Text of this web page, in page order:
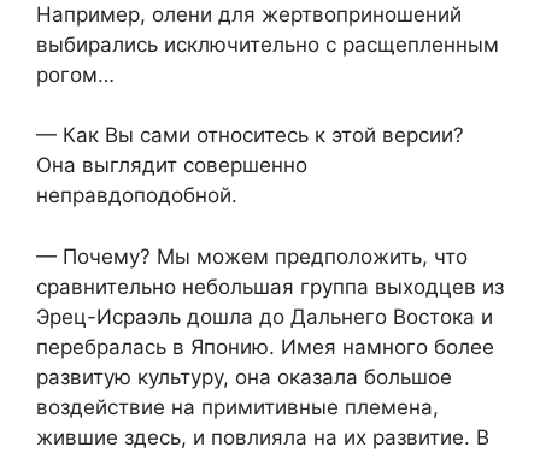
Например, олени для жертвоприношений
выбирались исключительно с расщепленным
рогом…
— Как Вы сами относитесь к этой версии?
Она выглядит совершенно
неправдоподобной.
— Почему? Мы можем предположить, что
сравнительно небольшая группа выходцев из
Эрец-Исраэль дошла до Дальнего Востока и
перебралась в Японию. Имея намного более
развитую культуру, она оказала большое
воздействие на примитивные племена,
жившие здесь, и повлияла на их развитие. В